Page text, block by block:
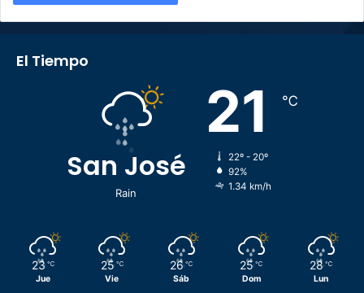
El Tiempo
San José
Rain
21 ℃
22º - 20º
92%
1.34 km/h
23 ℃
Jue
25 ℃
Vie
26 ℃
Sáb
25 ℃
Dom
28 ℃
Lun